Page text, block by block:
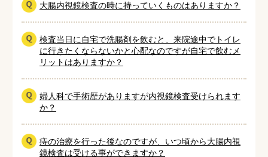
大腸内視鏡検査の時に持っていくものはありますか？
検査当日に自宅で洗腸剤を飲むと、来院途中でトイレ
に行きたくならないかと心配なのですが自宅で飲むメ
リットはありますか？
婦人科で手術歴がありますが内視鏡検査受けられます
か？
痔の治療を行った後なのですが、いつ頃から大腸内視
鏡検査は受ける事ができますか？